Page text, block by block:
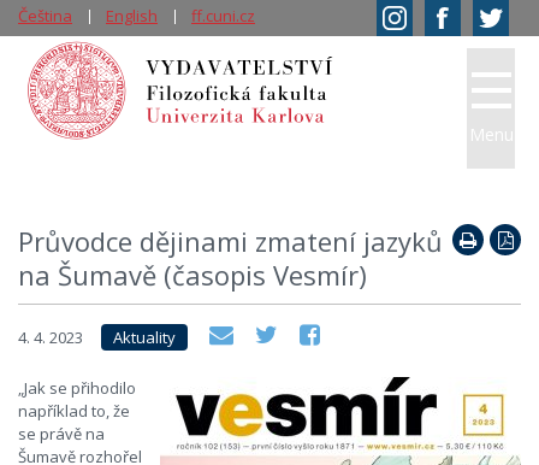
Průvodce dějinami zmatení jazyků
na Šumavě (časopis Vesmír)
4. 4. 2023 Aktuality
„Jak se přihodilo
například to, že
se právě na
Šumavě rozhořel
Menu
Čeština English ff.cuni.cz